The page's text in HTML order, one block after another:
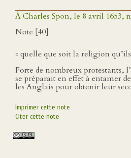
À Charles Spon, le 8 avril 1653,
Note [40]
« quelle que soit la religion
Forte de nombreux protestants,
se préparait en effet à entamer
les Anglais pour obtenir leur
Imprimer cette note
Citer cette note